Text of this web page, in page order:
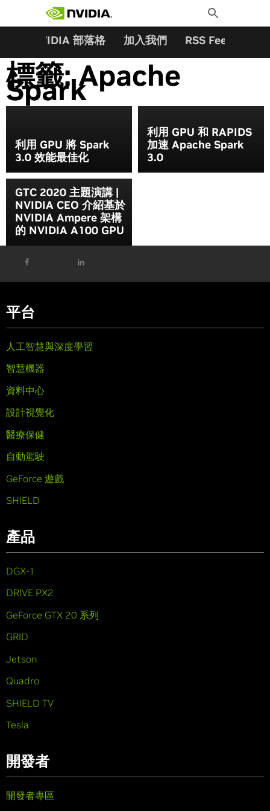
Toggle
Search
NVIDIA 部落格 加入我們 RSS Feeds
標籤:Apache
Spark
利用 GPU 將 Spark
3.0 效能最佳化
利用 GPU 和 RAPIDS
加速 Apache Spark
3.0
GTC 2020 主題演講 |
NVIDIA CEO 介紹基於
NVIDIA Ampere 架構
的 NVIDIA A100 GPU
平台
人工智慧與深度學習
智慧機器
資料中心
設計視覺化
醫療保健
自動駕駛
GeForce 遊戲
SHIELD
產品
DGX-1
DRIVE PX2
GeForce GTX 20 系列
GRID
Jetson
Quadro
SHIELD TV
Tesla
開發者
開發者專區